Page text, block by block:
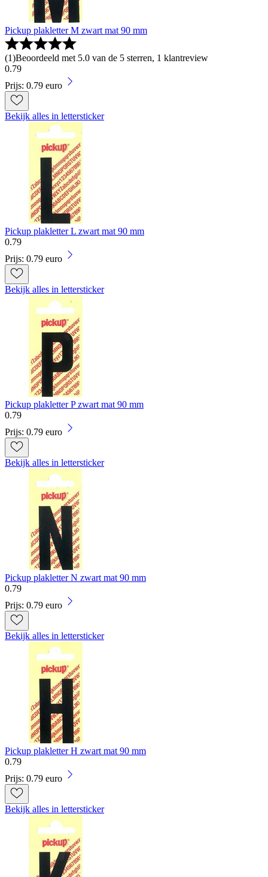
Pickup plakletter M zwart mat 90 mm
(1)Beoordeeld met 5.0 van de 5 sterren, 1 klantreview
0.79
Prijs: 0.79 euro
Bekijk alles in lettersticker
Pickup plakletter L zwart mat 90 mm
0.79
Prijs: 0.79 euro
Bekijk alles in lettersticker
Pickup plakletter P zwart mat 90 mm
0.79
Prijs: 0.79 euro
Bekijk alles in lettersticker
Pickup plakletter N zwart mat 90 mm
0.79
Prijs: 0.79 euro
Bekijk alles in lettersticker
Pickup plakletter H zwart mat 90 mm
0.79
Prijs: 0.79 euro
Bekijk alles in lettersticker